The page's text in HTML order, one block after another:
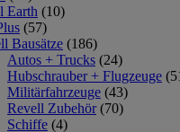
Earth (10)
(57)
Bausätze (186)
Autos + Trucks (24)
Hubschrauber + Flugzeuge
Militärfahrzeuge (43)
Revell Zubehör (70)
Schiffe (4)